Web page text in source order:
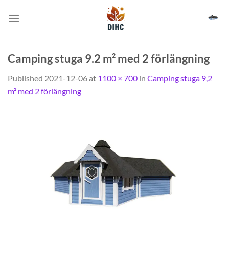
Camping stuga 9.2 m² med 2 förlängning
Published 2021-12-06at 1100 × 700 in Camping stuga 9,2
m² med 2 förlängning